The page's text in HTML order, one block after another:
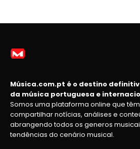
Música.com.pt é o destino
da música portuguesa e
Somos uma plataforma online que
compartilhar notícias, análises e
abrangendo todos os generos
tendências do cenário musical.